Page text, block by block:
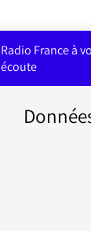
Radio France à
écoute